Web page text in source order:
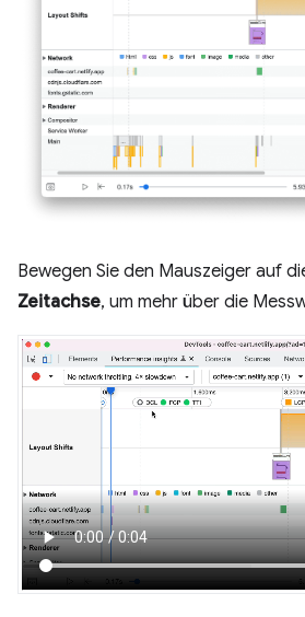
Bewegen Sie den Mauszeiger auf
Zeitachse, um mehr über die